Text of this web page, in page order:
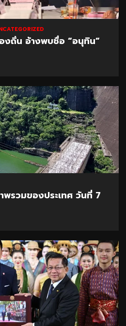
งถิ่น อ้างพบชื่อ “อนุทิน”
รวมของประเทศ วันที่ 7